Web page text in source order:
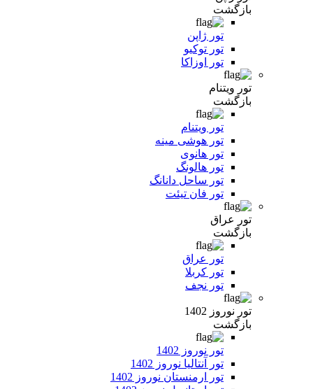
بازگشت
تور ژاپن
تور توکیو
تور اوزاکا
تور ویتنام
بازگشت
تور ویتنام
تور هوشی مینه
تور هانوی
تور هالونگ
تور ساحل دانانگ
تور فان تیئت
تور عراق
بازگشت
تور عراق
تور کربلا
تور نجف
تور نوروز 1402
بازگشت
تور نوروز 1402
تور آنتالیا نوروز 1402
تور ارمنستان نوروز 1402